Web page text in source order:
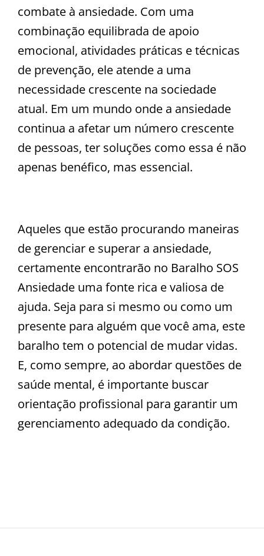
combate à ansiedade. Com uma
combinação equilibrada de apoio
emocional, atividades práticas e técnicas
de prevenção, ele atende a uma
necessidade crescente na sociedade
atual. Em um mundo onde a ansiedade
continua a afetar um número crescente
de pessoas, ter soluções como essa é não
apenas benéfico, mas essencial.
Aqueles que estão procurando maneiras
de gerenciar e superar a ansiedade,
certamente encontrarão no Baralho SOS
Ansiedade uma fonte rica e valiosa de
ajuda. Seja para si mesmo ou como um
presente para alguém que você ama, este
baralho tem o potencial de mudar vidas.
E, como sempre, ao abordar questões de
saúde mental, é importante buscar
orientação profissional para garantir um
gerenciamento adequado da condição.